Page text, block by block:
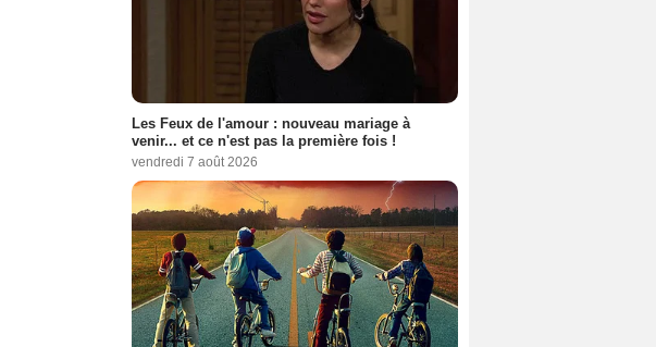
Les Feux de l'amour : nouveau mariage à
venir... et ce n'est pas la première fois !
vendredi 7 août 2026